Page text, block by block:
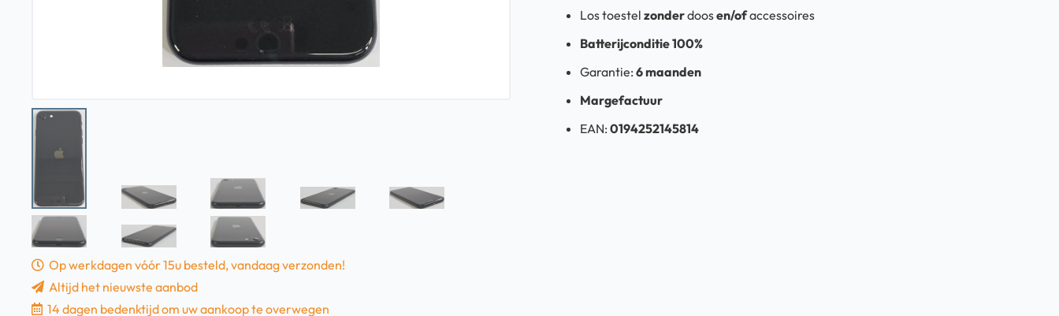
Op werkdagen vóór 15u besteld, vandaag verzonden!
Altijd het nieuwste aanbod
14 dagen bedenktijd om uw aankoop te overwegen
Los toestel zonderdoosen/ofaccessoires
Batterijconditie 100%
Garantie: 6 maanden
Margefactuur
EAN: 0194252145814